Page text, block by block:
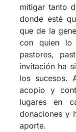
que de la
con quien lo
pastores,
invitación ha
los sucesos.
acopio y
lugares en
donaciones y
aporte.
A quienes